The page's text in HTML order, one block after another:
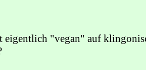
eigentlich "vegan" auf